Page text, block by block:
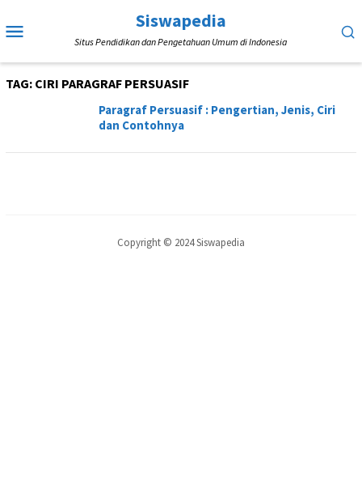
ke
Mobile
Siswapedia
Situs Pendidikan dan Pengetahuan Umum di Indonesia
TAG: CIRI PARAGRAF PERSUASIF
Paragraf Persuasif : Pengertian, Jenis, Ciri
dan Contohnya
Copyright © 2024 Siswapedia